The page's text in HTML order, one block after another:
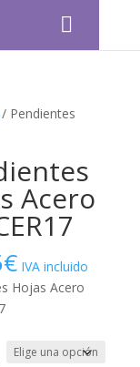
/ Pendientes
Acero
€ IVA incluido
Hojas Acero